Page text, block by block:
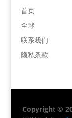
首页
全球
联系我们
隐私条款
Copyright ©